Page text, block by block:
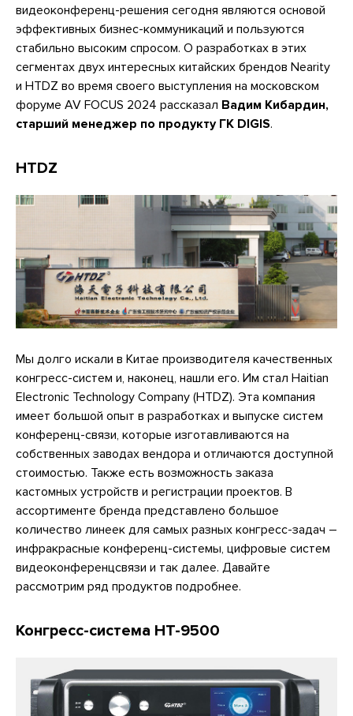
видеоконференц-решения сегодня являются основой
эффективных бизнес-коммуникаций и пользуются
стабильно высоким спросом. О разработках в этих
сегментах двух интересных китайских брендов Nearity
и HTDZ во время своего выступления на московском
форуме AV FOCUS 2024 рассказал Вадим Кибардин,
старший менеджер по продукту ГК DIGIS.
HTDZ
Мы долго искали в Китае производителя качественных
конгресс-систем и, наконец, нашли его. Им стал Haitian
Electronic Technology Company (HTDZ). Эта компания
имеет большой опыт в разработках и выпуске систем
конференц-связи, которые изготавливаются на
собственных заводах вендора и отличаются доступной
стоимостью. Также есть возможность заказа
кастомных устройств и регистрации проектов. В
ассортименте бренда представлено большое
количество линеек для самых разных конгресс-задач –
инфракрасные конференц-системы, цифровые систем
видеоконференцсвязи и так далее. Давайте
рассмотрим ряд продуктов подробнее.
Конгресс-система HT-9500